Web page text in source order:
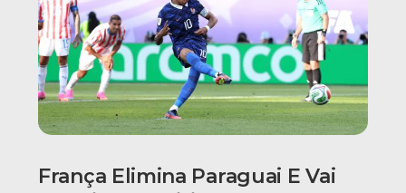
França Elimina Paraguai E Vai